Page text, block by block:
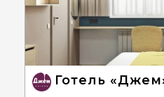
Готель